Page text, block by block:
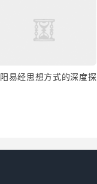
易经思想方式的深度探